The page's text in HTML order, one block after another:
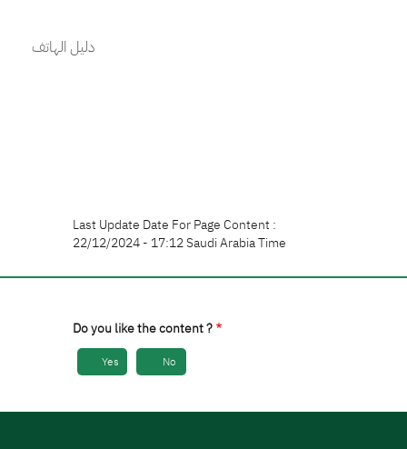
دليل الهاتف
Last Update Date For Page Content :
22/12/2024 - 17:12 Saudi Arabia Time
Do you like the content ?
Yes No